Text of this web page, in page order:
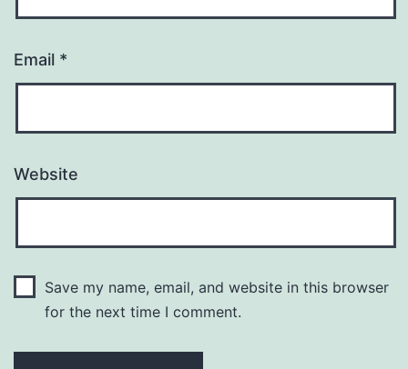
Email *
Website
Save my name, email, and website in this browser
for the next time I comment.